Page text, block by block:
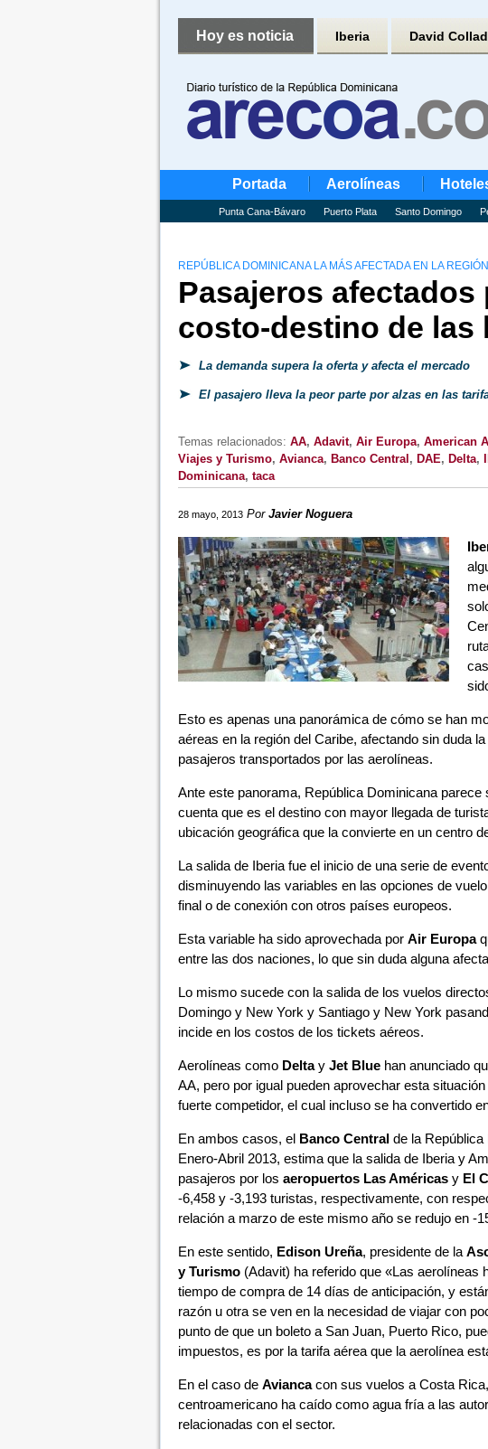
Hoy es noticia Iberia David
Portada Aerolíneas
Punta Cana-Bávaro Puerto Plata Santo Domingo
REPÚBLICA DOMINICANA LA MÁS AFECTADA EN LA
Pasajeros afectados
costo-destino de las
La demanda supera la oferta y afecta el mercado
El pasajero lleva la peor parte por alzas en las
Temas relacionados: AA, Adavit, Air Europa, American
Viajes y Turismo, Avianca, Banco Central , DAE, Delta,
Dominicana, taca
28 mayo, 2013 Por Javier Noguera
Esto es apenas una panorámica de cómo se han
aéreas en la región del Caribe, afectando sin duda
pasajeros transportados por las aerolíneas.
Ante este panorama, República Dominicana
cuenta que es el destino con mayor llegada de
ubicación geográfica que la convierte en un centro
La salida de Iberia fue el inicio de una serie de
disminuyendo las variables en las opciones de
final o de conexión con otros países europeos.
Esta variable ha sido aprovechada por Air Europa
entre las dos naciones, lo que sin duda alguna
Lo mismo sucede con la salida de los vuelos
Domingo y New York y Santiago y New York
incide en los costos de los tickets aéreos.
Aerolíneas como Deltay Jet Bluehan anunciado
AA, pero por igual pueden aprovechar esta
fuerte competidor, el cual incluso se ha convertido
En ambos casos, el Banco Centralde la República
Enero-Abril 2013, estima que la salida de Iberia y
pasajeros por los aeropuertos Las Américasy El
-6,458 y -3,193 turistas, respectivamente, con
relación a marzo de este mismo año se redujo en -
En este sentido, Edison Ureña, presidente de la
y Turismo(Adavit) ha referido que «Las aerolíneas
tiempo de compra de 14 días de anticipación, y
razón u otra se ven en la necesidad de viajar con
punto de que un boleto a San Juan, Puerto Rico,
impuestos, es por la tarifa aérea que la aerolínea
En el caso de Aviancacon sus vuelos a Costa
centroamericano ha caído como agua fría a las
relacionadas con el sector.